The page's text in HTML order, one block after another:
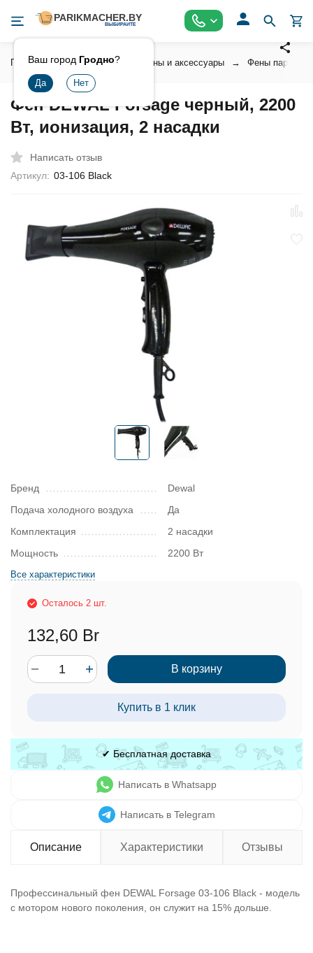
Ваш город Гродно?
Главная Инструмент Фены и аксессуары Фены
Фен DEWAL Forsage черный, 2200
Вт, ионизация, 2 насадки
Написать отзыв
Артикул: 03-106 Black
Бренд
Dewal
Подача холодного воздуха
Да
Комплектация
2 насадки
Мощность
2200 Вт
Все характеристики
Осталось 2 шт.
132,60 Br
В корзину
Купить в 1 клик
✔ Бесплатная доставка
Написать в Whatsapp
Написать в Telegram
Описание Характеристики Отзывы
Профессинальный фен DEWAL Forsage 03-106 Black - модель
с мотором нового поколения, он служит на 15% дольше.